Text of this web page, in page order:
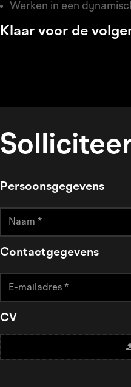
Werken in een
Klaar voor de
Persoonsgegevens
Contactgegevens
CV